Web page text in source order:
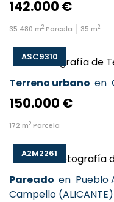
142.000 €
35.480 m2 Parcela 35 m2
ASC9310
Terreno urbano en
150.000 €
172 m2 Parcela
A2M2261
Pareado en Pueblo
Campello (ALICANTE)